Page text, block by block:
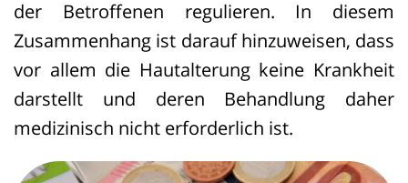
auf Zweck und Risiko des Eingriffs an.
Auch minimalinvasive Behandlungen
können gesundheitliche Gefahren
bergen und durch emotionale Vorher-
Nachher-Bilder unsachliche Kaufanreize
der Betroffenen regulieren. In diesem
Zusammenhang ist darauf hinzuweisen, dass
vor allem die Hautalterung keine Krankheit
darstellt und deren Behandlung daher
medizinisch nicht erforderlich ist.